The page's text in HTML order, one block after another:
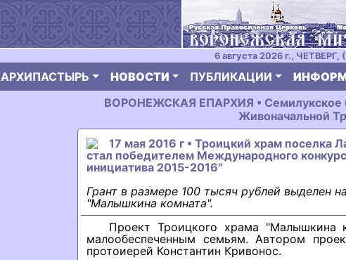
6 августа 2026 г., ЧЕТВЕРГ,
АРХИПАСТЫРЬ НОВОСТИ ПУБЛИКАЦИИ
ВОРОНЕЖСКАЯ ЕПАРХИЯ • Семилукское
Живоначальной
17 мая 2016 г • Троицкий храм поселка
стал победителем Международного
инициатива 2015-2016"
Грант в размере 100 тысяч рублей выделен
"Малышкина комната".
Проект Троицкого храма "Малышкина
малообеспеченным семьям. Автором
протоиерей Константин Кривонос.